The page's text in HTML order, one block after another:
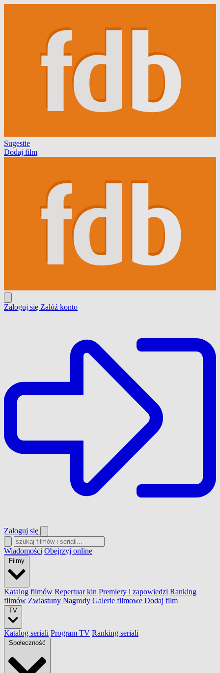
Sugestie
Dodaj film
Zaloguj się Załóź konto
Zaloguj się
Wiadomości Obejrzyj online
Filmy
Katalog filmów Repertuar kin Premiery i zapowiedzi Ranking
filmów Zwiastuny Nagrody Galerie filmowe Dodaj film
TV
Katalog seriali Program TV Ranking seriali
Społeczność